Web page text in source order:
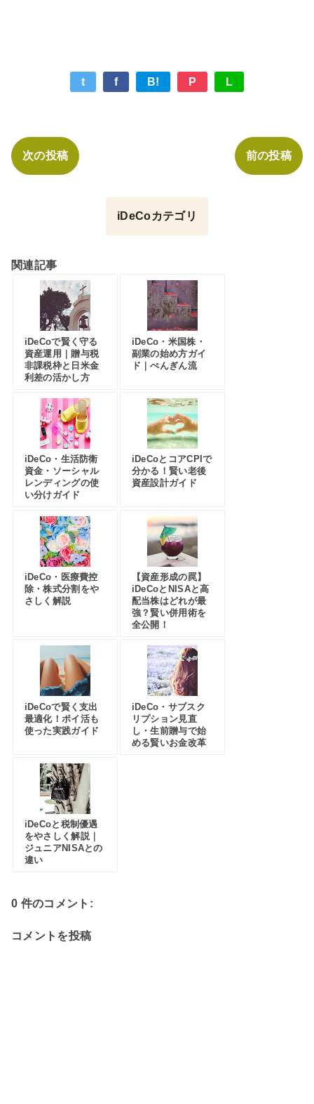
t f B! P L
次の投稿 前の投稿
iDeCoカテゴリ
関連記事
iDeCoで賢く守る
資産運用｜贈与税
非課税枠と日米金
利差の活かし方
iDeCo・米国株・
副業の始め方ガイ
ド｜ぺんぎん流
iDeCo・生活防衛
資金・ソーシャル
レンディングの使
い分けガイド
iDeCoとコアCPIで
分かる！賢い老後
資産設計ガイド
iDeCo・医療費控
除・株式分割をや
さしく解説
【資産形成の罠】
iDeCoとNISAと高
配当株はどれが最
強？賢い併用術を
全公開！
iDeCoで賢く支出
最適化！ポイ活も
使った実践ガイド
iDeCo・サブスク
リプション見直
し・生前贈与で始
める賢いお金改革
iDeCoと税制優遇
をやさしく解説｜
ジュニアNISAとの
違い
0 件のコメント:
コメントを投稿